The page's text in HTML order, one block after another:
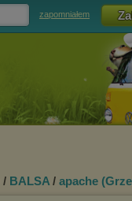
zapomniałem
/ BALSA / apache